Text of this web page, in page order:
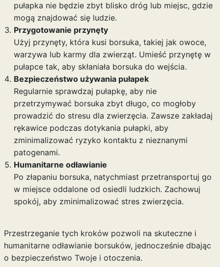
pułapka nie będzie zbyt blisko dróg lub miejsc, gdzie
mogą znajdować się ludzie.
Przygotowanie przynęty
Użyj przynęty, która kusi borsuka, takiej jak owoce,
warzywa lub karmy dla zwierząt. Umieść przynętę w
pułapce tak, aby skłaniała borsuka do wejścia.
Bezpieczeństwo używania pułapek
Regularnie sprawdzaj pułapkę, aby nie
przetrzymywać borsuka zbyt długo, co mogłoby
prowadzić do stresu dla zwierzęcia. Zawsze zakładaj
rękawice podczas dotykania pułapki, aby
zminimalizować ryzyko kontaktu z nieznanymi
patogenami.
Humanitarne odławianie
Po złapaniu borsuka, natychmiast przetransportuj go
w miejsce oddalone od osiedli ludzkich. Zachowuj
spokój, aby zminimalizować stres zwierzęcia.
Przestrzeganie tych kroków pozwoli na skuteczne i
humanitarne odławianie borsuków, jednocześnie dbając
o bezpieczeństwo Twoje i otoczenia.